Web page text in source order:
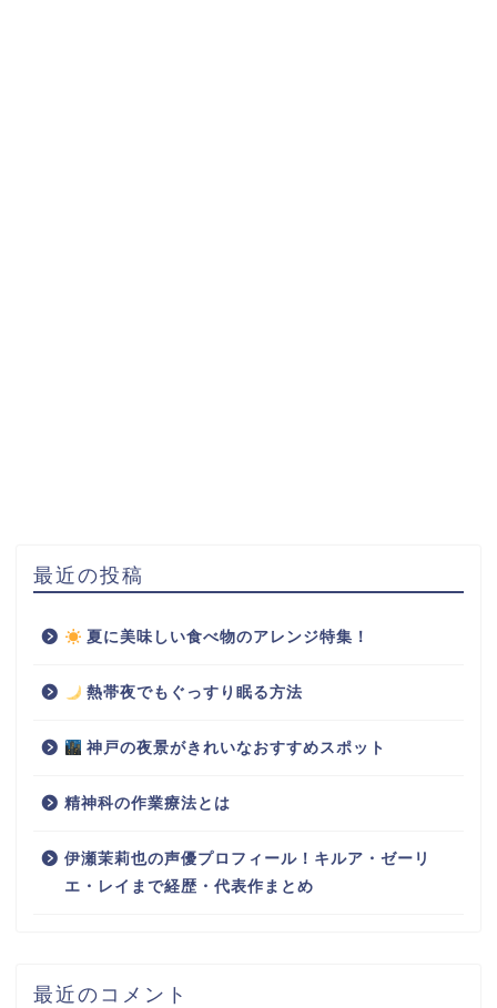
最近の投稿
夏に美味しい食べ物のアレンジ特集！
熱帯夜でもぐっすり眠る方法
神戸の夜景がきれいなおすすめスポット
精神科の作業療法とは
伊瀬茉莉也の声優プロフィール！キルア・ゼーリ
エ・レイまで経歴・代表作まとめ
最近のコメント